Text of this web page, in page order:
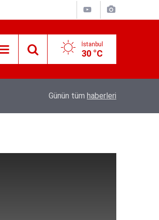
İstanbul
30 °C
Jandarmadan yaylacılara dolandırıcılık uyarısı
Günün tüm haberleri